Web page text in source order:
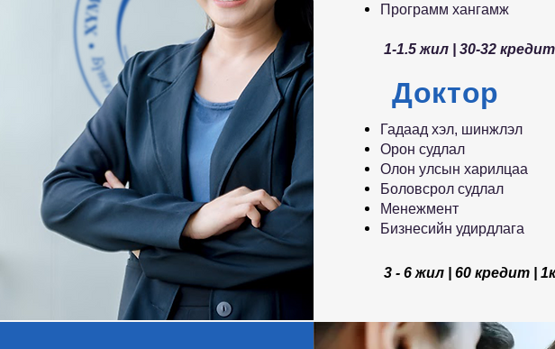
Программ хангамж
1-1.5 жил | 30-32 кредит
Доктор
Гадаад хэл, шинжлэл
Орон судлал
Олон улсын харилцаа
Боловсрол судлал
Менежмент
Бизнесийн удирдлага
3 - 6 жил | 60 кредит |